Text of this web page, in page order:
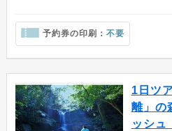
予約券の印刷： 不要
1日ツ
離」の
ッシュ